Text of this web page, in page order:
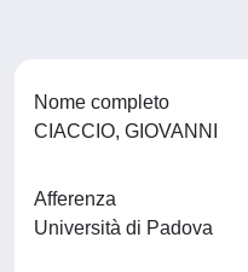
Nome completo
CIACCIO, GIOVANNI
Afferenza
Università di Padova